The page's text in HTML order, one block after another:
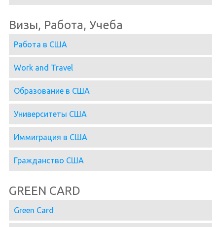
Визы, Работа, Учеба
Работа в США
Work and Travel
Образование в США
Университеты США
Иммиграция в США
Гражданство США
GREEN CARD
Green Card